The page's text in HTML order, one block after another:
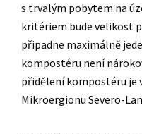
s trvalým pobytem na
kritériem bude velikost
připadne maximálně
kompostéru není
přidělení kompostéru je
Mikroergionu Severo-